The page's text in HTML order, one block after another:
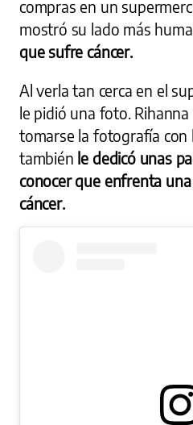
compras en un
mostró su lado más
que sufre cáncer.
Al verla tan cerca en el
le pidió una foto. Rihanna
tomarse la fotografía con
también le dedicó unas
conocer que enfrenta
cáncer.